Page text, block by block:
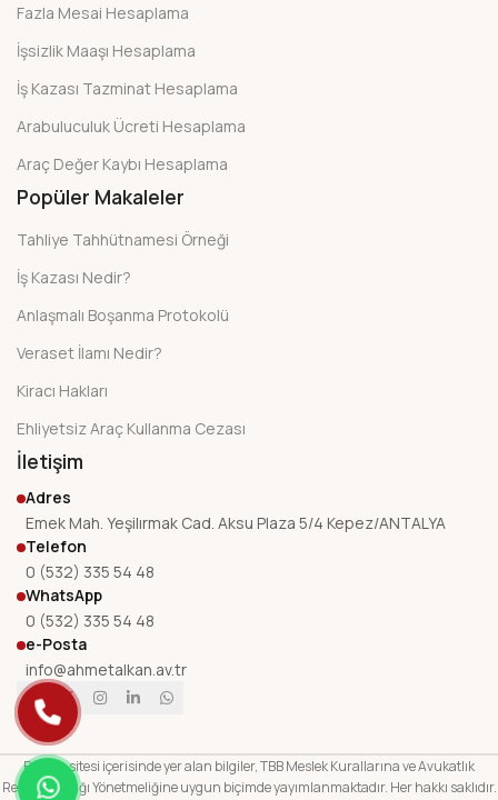
Fazla Mesai Hesaplama
İşsizlik Maaşı Hesaplama
İş Kazası Tazminat Hesaplama
Arabuluculuk Ücreti Hesaplama
Araç Değer Kaybı Hesaplama
Popüler Makaleler
Tahliye Tahhütnamesi Örneği
İş Kazası Nedir?
Anlaşmalı Boşanma Protokolü
Veraset İlamı Nedir?
Kiracı Hakları
Ehliyetsiz Araç Kullanma Cezası
İletişim
Adres
Emek Mah. Yeşilırmak Cad. Aksu Plaza 5/4 Kepez/ANTALYA
Telefon
0 (532) 335 54 48
WhatsApp
0 (532) 335 54 48
e-Posta
info@ahmetalkan.av.tr
Bu web sitesi içerisinde yer alan bilgiler, TBB Meslek Kurallarına ve Avukatlık
Reklam Yasağı Yönetmeliğine uygun biçimde yayımlanmaktadır. Her hakkı saklıdır.